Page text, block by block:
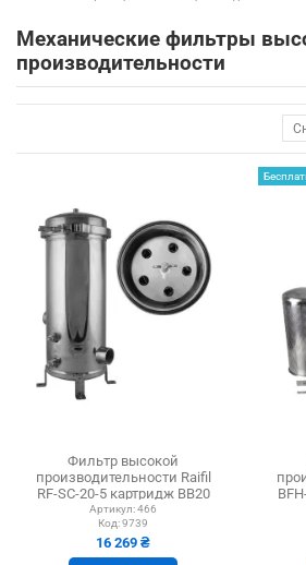
Механические фильтры
производительности
Фильтр высокой
производительности Raifil
RF-SC-20-5 картридж ВВ20
Артикул:466
Код:9739
16 269 ₴